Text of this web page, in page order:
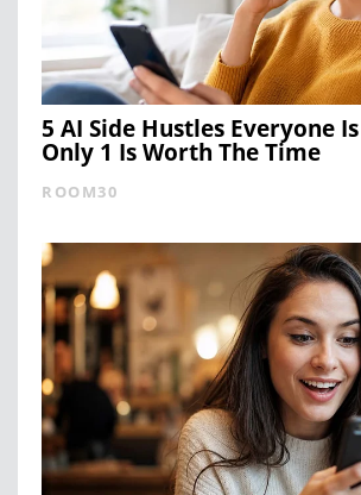
5 AI Side Hustles Everyone
Only 1 Is Worth The Time
ROOM30